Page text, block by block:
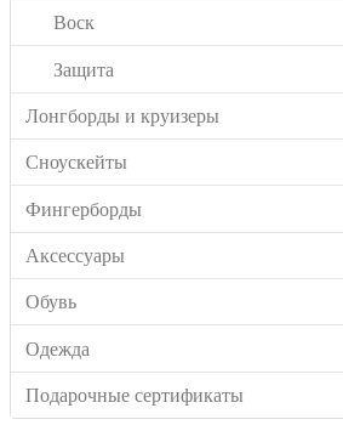
Воск
Защита
Лонгборды и круизеры
Сноускейты
Фингерборды
Аксессуары
Обувь
Одежда
Подарочные сертификаты